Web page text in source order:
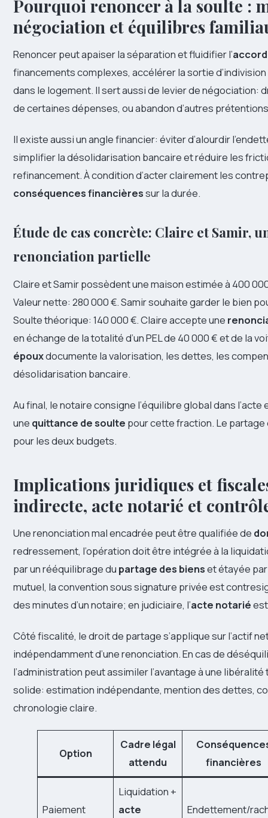
Pourquoi renoncer à la soulte :
négociation et équilibres
Renoncer peut apaiser la séparation et fluidifier l’
financements complexes, accélérer la sortie
dans le logement. Il sert aussi de levier de négociation:
de certaines dépenses, ou abandon d’autres
Il existe aussi un angle financier: éviter d’alourdir
simplifier la désolidarisation bancaire et réduire les
refinancement. À condition d’acter clairement les
conséquences financièressur la durée.
Étude de cas concrète: Claire et Samir,
renonciation partielle
Claire et Samir possèdent une maison estimée à 400
Valeur nette: 280 000 €. Samir souhaite garder le bien
Soulte théorique: 140 000 €. Claire accepte une
en échange de la totalité d’un PEL de 40 000 € et de la
épouxdocumente la valorisation, les dettes, les
désolidarisation bancaire.
Au final, le notaire consigne l’équilibre global dans
une quittance de soulte pour cette fraction. Le
pour les deux budgets.
Implications juridiques et
indirecte, acte notarié et
Une renonciation mal encadrée peut être qualifiée de
redressement, l’opération doit être intégrée à la
par un rééquilibrage du partage des bienset étayée
mutuel, la convention sous signature privée est
des minutes d’un notaire; en judiciaire, l’acte notarié
Côté fiscalité, le droit de partage s’applique sur l’actif
indépendamment d’une renonciation. En cas de
l’administration peut assimiler l’avantage à une libéralité
solide: estimation indépendante, mention des dettes,
chronologie claire.
Option
Cadre légal
attendu
financières
Paiement
Liquidation +
acte
Endettement/